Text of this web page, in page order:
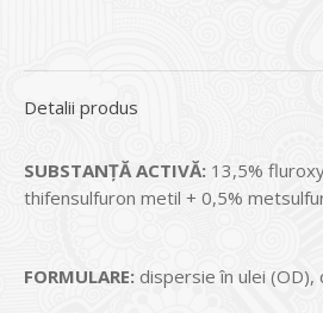
Detalii produs
SUBSTANŢĂ ACTIVĂ: 13,5%
thifensulfuron metil + 0,5%
FORMULARE: dispersie în ulei (OD),